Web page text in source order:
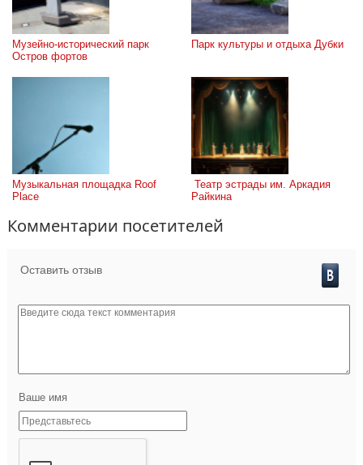
Музейно-исторический парк
Остров фортов
Парк культуры и отдыха Дубки
Музыкальная площадка Roof
Place
Райкина
Комментарии посетителей
Оставить отзыв
Ваше имя